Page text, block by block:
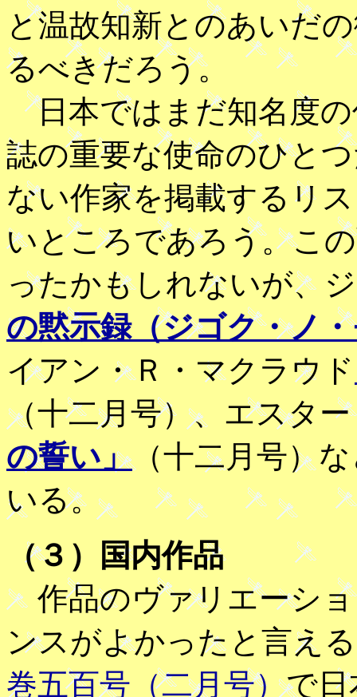
と温故知新とのあいだ
るべきだろう。
日本ではまだ知名度
誌の重要な使命のひと
ない作家を掲載するリ
いところであろう。こ
ったかもしれないが、
の黙示録（ジゴク・ノ
イアン・Ｒ・マクラウド
（十二月号）、エスタ
の誓い」（十二月号）
いる。
（３）国内作品
作品のヴァリエーショ
ンスがよかったと言え
巻五百号（二月号）で日